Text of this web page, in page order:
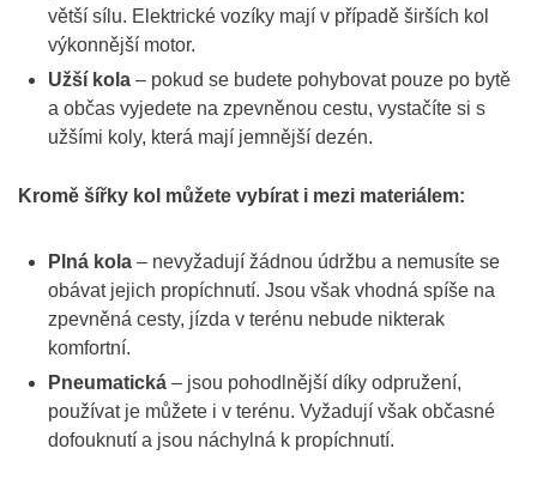
větší sílu. Elektrické vozíky mají v případě širších kol
výkonnější motor.
Užší kola – pokud se budete pohybovat pouze po bytě
a občas vyjedete na zpevněnou cestu, vystačíte si s
užšími koly, která mají jemnější dezén.
Kromě šířky kol můžete vybírat i mezi materiálem:
Plná kola – nevyžadují žádnou údržbu a nemusíte se
obávat jejich propíchnutí. Jsou však vhodná spíše na
zpevněná cesty, jízda v terénu nebude nikterak
komfortní.
Pneumatická – jsou pohodlnější díky odpružení,
používat je můžete i v terénu. Vyžadují však občasné
dofouknutí a jsou náchylná k propíchnutí.